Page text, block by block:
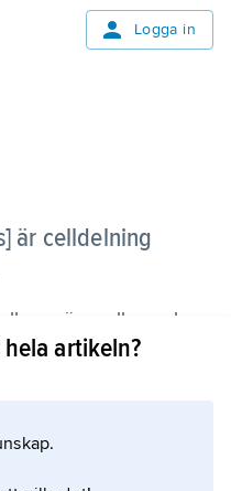
Logga in
är celldelning
äggceller, och
eller spermier.
artikeln?